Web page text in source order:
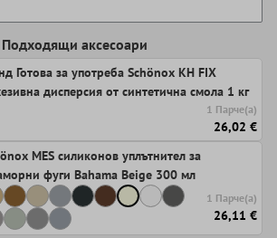
Подходящи аксесоари
Готова за употреба Schönox KH FIX
дисперсия от синтетична смола 1 кг
1 Парче(а)
26,02 €
MES силиконов уплътнител за
фуги Bahama Beige 300 мл
1 Парче(а)
26,11 €